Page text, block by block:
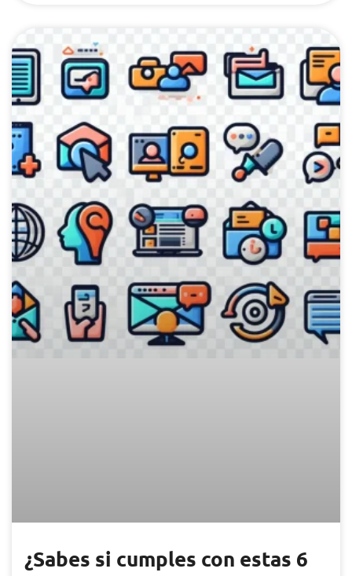
¿Sabes si cumples con estas 6